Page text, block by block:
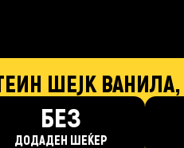
ШЕЈК ВАНИЛА,
БЕЗ
ДОДАДЕН ШЕЌЕР